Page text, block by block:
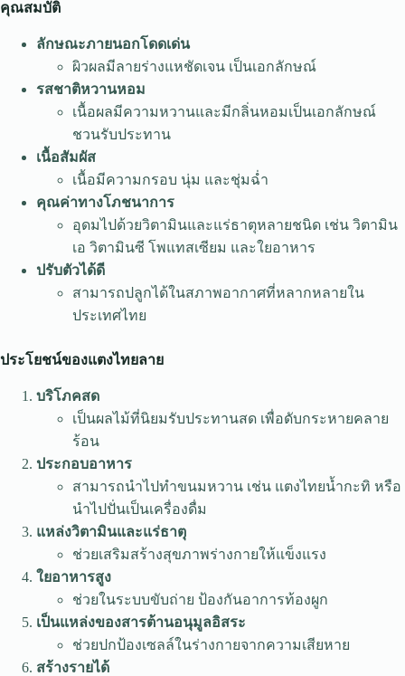
คุณสมบัติ
ลักษณะภายนอกโดดเด่น
ผิวผลมีลายร่างแหชัดเจน เป็นเอกลักษณ์
รสชาติหวานหอม
เนื้อผลมีความหวานและมีกลิ่นหอมเป็นเอกลักษณ์
ชวนรับประทาน
เนื้อสัมผัส
เนื้อมีความกรอบ นุ่ม และชุ่มฉ่ำ
คุณค่าทางโภชนาการ
อุดมไปด้วยวิตามินและแร่ธาตุหลายชนิด เช่น วิตามิน
เอ วิตามินซี โพแทสเซียม และใยอาหาร
ปรับตัวได้ดี
สามารถปลูกได้ในสภาพอากาศที่หลากหลายใน
ประเทศไทย
ประโยชน์ของแตงไทยลาย
บริโภคสด
เป็นผลไม้ที่นิยมรับประทานสด เพื่อดับกระหายคลาย
ร้อน
ประกอบอาหาร
สามารถนำไปทำขนมหวาน เช่น แตงไทยน้ำกะทิ หรือ
นำไปปั่นเป็นเครื่องดื่ม
แหล่งวิตามินและแร่ธาตุ
ช่วยเสริมสร้างสุขภาพร่างกายให้แข็งแรง
ใยอาหารสูง
ช่วยในระบบขับถ่าย ป้องกันอาการท้องผูก
เป็นแหล่งของสารต้านอนุมูลอิสระ
ช่วยปกป้องเซลล์ในร่างกายจากความเสียหาย
สร้างรายได้